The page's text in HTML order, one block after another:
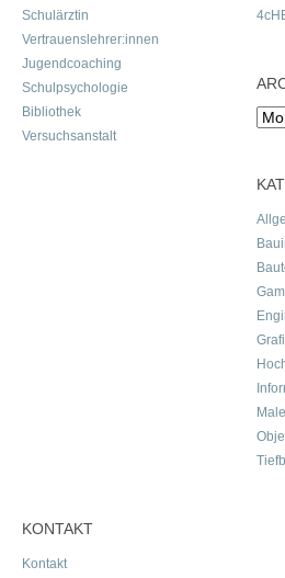
Schulärztin
Vertrauenslehrer:innen
Jugendcoaching
Schulpsychologie
Bibliothek
Versuchsanstalt
KONTAKT
Kontakt